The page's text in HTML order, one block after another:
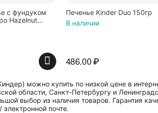
можно купить по низкой цене в
области, Санкт-Петербургу и
выбор из наличия товаров. Гарантия
электронной почте.
с фундуком
Hazelnut
Печенье Kinder Duo 150гр
В наличии
486.00₽